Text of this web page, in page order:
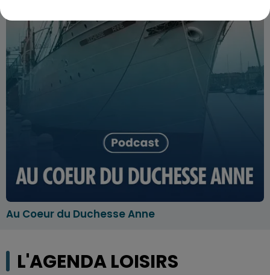
Au Coeur du Duchesse Anne
L'AGENDA LOISIRS